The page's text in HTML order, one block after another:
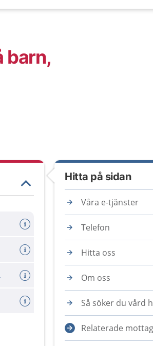
barn,
Hitta på sidan
Våra e-tjänster
Telefon
Hitta oss
Om oss
Så söker du vård
Relaterade